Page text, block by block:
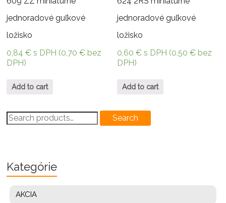
jednoradové guľkové
ložisko
0,84€ s DPH (0,70€ bez
DPH)
Add to cart
jednoradové guľkové
ložisko
0,60€ s DPH (0,50€ bez
DPH)
Add to cart
Search
for:
Search
Kategórie
AKCIA